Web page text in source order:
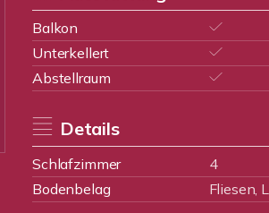
Balkon
Unterkellert
Abstellraum
Details
Schlafzimmer 4
Bodenbelag
Fliesen,